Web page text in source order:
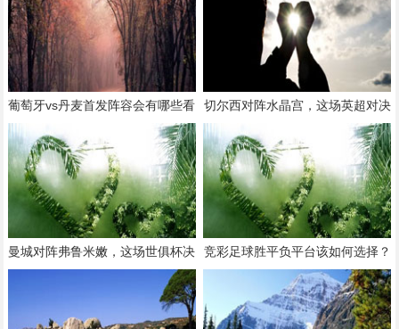
葡萄牙vs丹麦首发阵容会有哪些看
切尔西对阵水晶宫，这场英超对决
曼城对阵弗鲁米嫩，这场世俱杯决
赛会有哪些看点？
竞彩足球胜平负平台该如何选择？
有哪些注意事项？